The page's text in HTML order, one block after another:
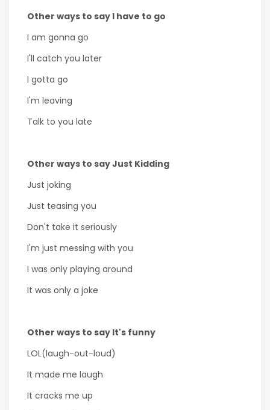
Other ways to say I have to go
I am gonna go
I'll catch you later
I gotta go
I'm leaving
Talk to you late
Other ways to say Just Kidding
Just joking
Just teasing you
Don't take it seriously
I'm just messing with you
I was only playing around
It was only a joke
Other ways to say It's funny
LOL(laugh-out-loud)
It made me laugh
It cracks me up